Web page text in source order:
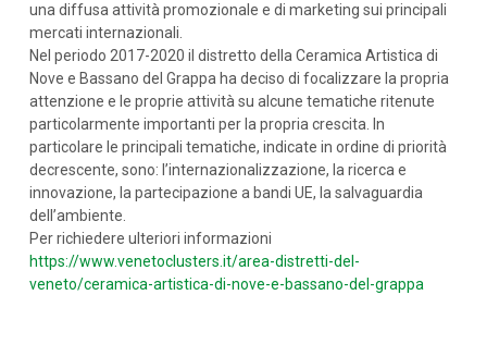
una diffusa attività promozionale e di marketing sui principali
mercati internazionali.
Nel periodo 2017-2020 il distretto della Ceramica Artistica di
Nove e Bassano del Grappa ha deciso di focalizzare la propria
attenzione e le proprie attività su alcune tematiche ritenute
particolarmente importanti per la propria crescita. In
particolare le principali tematiche, indicate in ordine di priorità
decrescente, sono: l’internazionalizzazione, la ricerca e
innovazione, la partecipazione a bandi UE, la salvaguardia
dell’ambiente.
Per richiedere ulteriori informazioni
https://www.venetoclusters.it/area-distretti-del-
veneto/ceramica-artistica-di-nove-e-bassano-del-grappa